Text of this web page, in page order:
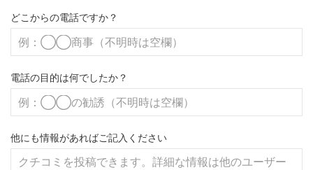
どこからの電話ですか？
電話の目的は何でしたか？
他にも情報があればご記入ください